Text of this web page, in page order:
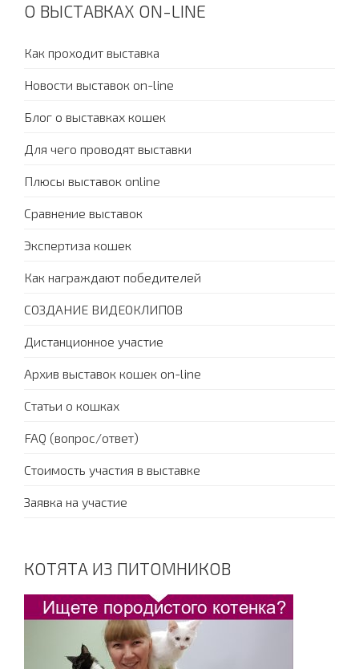
О ВЫСТАВКАХ ON-LINE
Как проходит выставка
Новости выставок on-line
Блог о выставках кошек
Для чего проводят выставки
Плюсы выставок online
Сравнение выставок
Экспертиза кошек
Как награждают победителей
СОЗДАНИЕ ВИДЕОКЛИПОВ
Дистанционное участие
Архив выставок кошек on-line
Статьи о кошках
FAQ (вопрос/ответ)
Стоимость участия в выставке
Заявка на участие
КОТЯТА ИЗ ПИТОМНИКОВ